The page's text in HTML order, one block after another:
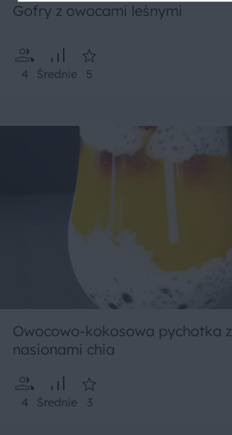
Gofry z owocami leśnymi
4 Średnie 5
Owocowo-kokosowa pychotka z
nasionami chia
4 Średnie 3